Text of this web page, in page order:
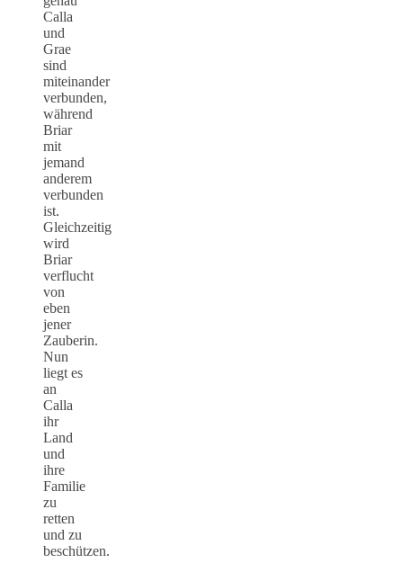
Calla
und
Grae
sind
miteinander
verbunden,
während
Briar
mit
jemand
anderem
verbunden
ist.
Gleichzeitig
wird
Briar
verflucht
von
eben
jener
Zauberin.
Nun
liegt es
an
Calla
ihr
Land
und
ihre
Familie
zu
retten
und zu
beschützen.